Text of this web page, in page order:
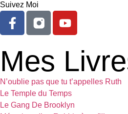
Suivez Moi
Mes
N’oublie pas que tu t’appelles Ruth
Le Temple du Temps
Le Gang De Brooklyn